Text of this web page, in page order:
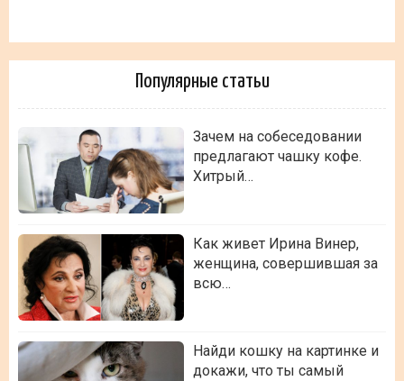
Популярные статьи
Зачем на собеседовании
предлагают чашку кофе.
Хитрый…
Как живет Ирина Винер,
женщина, совершившая за
всю…
Найди кошку на картинке и
докажи, что ты самый